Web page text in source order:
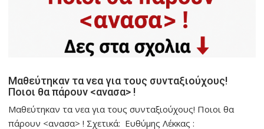
Μαθεύτηκαν τα νεα για τους συνταξιούχους!
Ποιοι θα πάρουν <ανασα> !
Μαθεύτηκαν τα νεα για τους συνταξιούχους! Ποιοι θα
πάρουν <ανασα> ! Σχετικά: Ευθύμης Λέκκας :